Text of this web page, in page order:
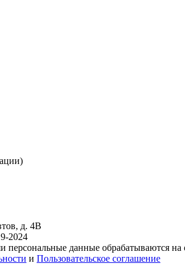
д. 4В
2024
данные обрабатываются на
и Пользовательское соглашение